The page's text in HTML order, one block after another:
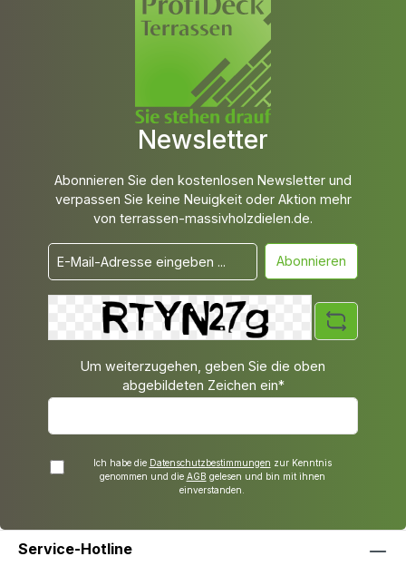
Newsletter
Abonnieren Sie den kostenlosen Newsletter und
verpassen Sie keine Neuigkeit oder Aktion mehr
von terrassen-massivholzdielen.de.
Abonnieren
Um weiterzugehen, geben Sie die oben
abgebildeten Zeichen ein*
Ich habe die Datenschutzbestimmungen zur Kenntnis
genommen und die AGB gelesen und bin mit ihnen
einverstanden.
Service-Hotline